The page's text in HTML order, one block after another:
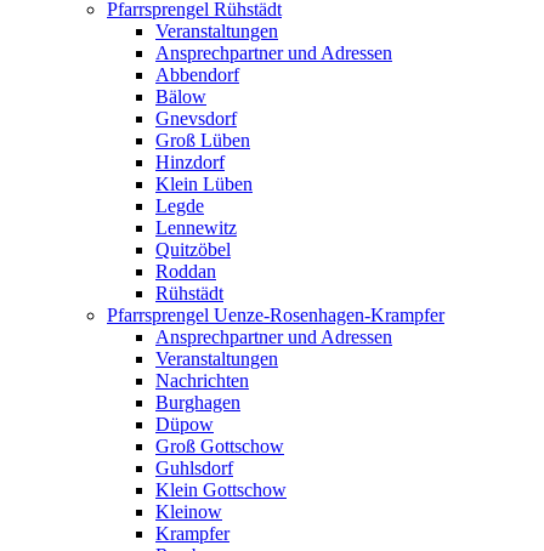
Pfarrsprengel Rühstädt
Veranstaltungen
Ansprechpartner und Adressen
Abbendorf
Bälow
Gnevsdorf
Groß Lüben
Hinzdorf
Klein Lüben
Legde
Lennewitz
Quitzöbel
Roddan
Rühstädt
Pfarrsprengel Uenze-Rosenhagen-Krampfer
Ansprechpartner und Adressen
Veranstaltungen
Nachrichten
Burghagen
Düpow
Groß Gottschow
Guhlsdorf
Klein Gottschow
Kleinow
Krampfer